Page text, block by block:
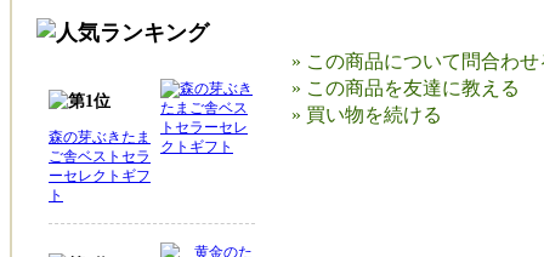
森の芽ぶきたま
ご舎ベストセラ
ーセレクトギフ
ト
» この商品について問合わせ
» この商品を友達に教える
» 買い物を続ける